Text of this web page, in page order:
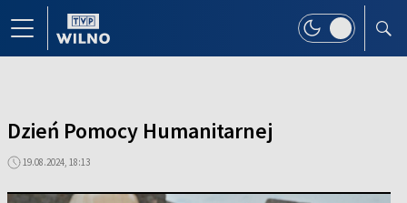
Dzień Pomocy Humanitarnej
19.08.2024, 18:13